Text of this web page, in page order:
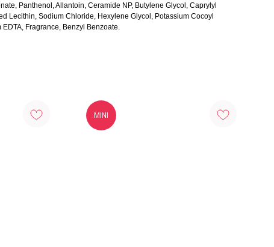
Panthenol, Allantoin, Ceramide NP, Butylene Glycol, Caprylyl
Lecithin, Sodium Chloride, Hexylene Glycol, Potassium Cocoyl
Fragrance, Benzyl Benzoate.
MINI